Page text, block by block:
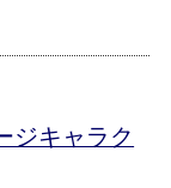
ジキャラク